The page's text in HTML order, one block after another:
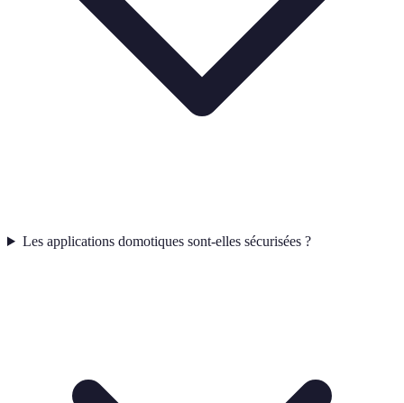
Les applications domotiques sont-elles sécurisées ?